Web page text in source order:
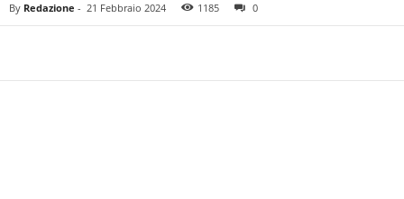
i
e
By Redazione - 21 Febbraio 2024 1185 0